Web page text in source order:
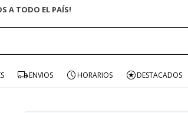
+$1500 CON CUPÓN "ENVÍO"
ENVIOS HORARIOS DESTACADOS